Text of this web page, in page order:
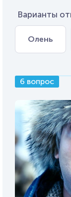
Варианты
Олень
6 вопрос